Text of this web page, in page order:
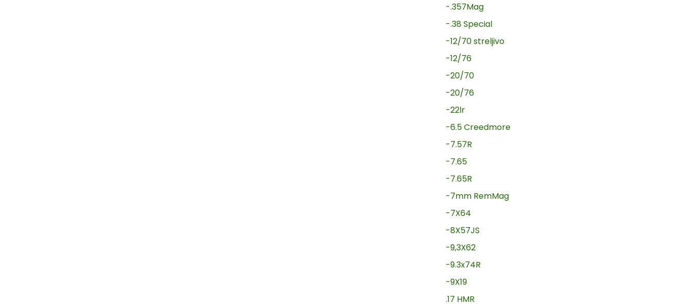
-.357Mag
-.38 Special
-12/70 streljivo
-12/76
-20/70
-20/76
-22lr
-6.5 Creedmore
-7.57R
-7.65
-7.65R
-7mm RemMag
-7X64
-8X57JS
-9,3X62
-9.3x74R
-9X19
.17 HMR